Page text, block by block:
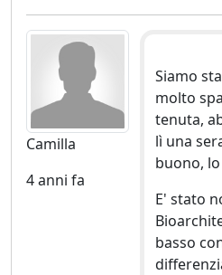
Camilla
4 anni fa
Siamo
molto
tenuta,
lì una
buono, lo
E' stato
basso